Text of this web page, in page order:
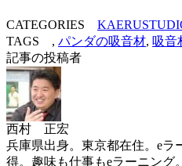
CATEGORIES
TAGS , パンダの吸音材, 吸音
記事の投稿者
西村 正宏
兵庫県出身。東京都在住。eラ
得。趣味も仕事もeラーニング